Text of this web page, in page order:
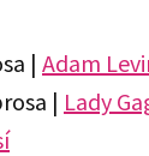
| Adam
| Lady